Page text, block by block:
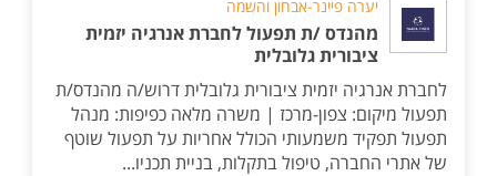
יערה פיינר-אבחון והשמה
מהנדס /ת תפעול לחברת אנרגיה יזמית
ציבורית גלובלית
לחברת אנרגיה יזמית ציבורית גלובלית דרוש/ה מהנדס/ת
תפעול מיקום: צפון-מרכז | משרה מלאה כפיפות: מנהל
תפעול תפקיד משמעותי הכולל אחריות על תפעול שוטף
של אתרי החברה, טיפול בתקלות, בניית תכניו...